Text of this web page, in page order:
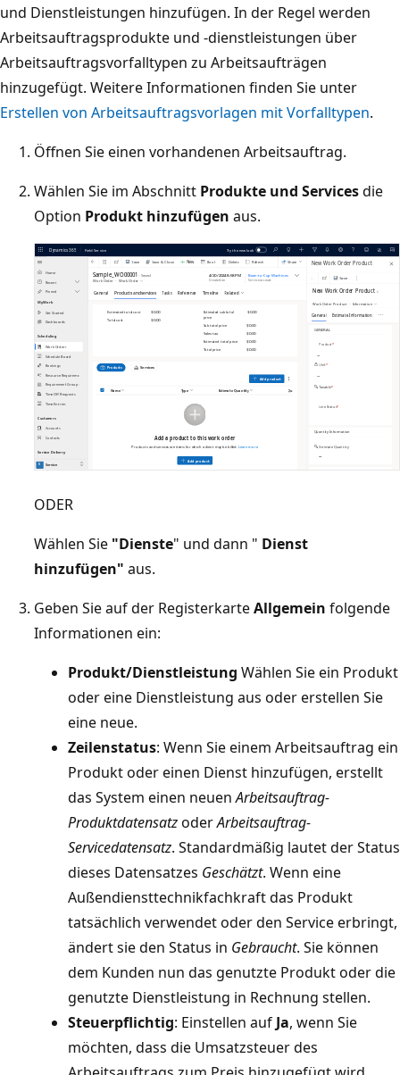
und Dienstleistungen hinzufügen. In der Regel werden
Arbeitsauftragsprodukte und -dienstleistungen über
Arbeitsauftragsvorfalltypen zu Arbeitsaufträgen
hinzugefügt. Weitere Informationen finden Sie unter
Erstellen von Arbeitsauftragsvorlagen mit Vorfalltypen.
Öffnen Sie einen vorhandenen Arbeitsauftrag.
Wählen Sie im Abschnitt Produkte und Servicesdie
Option Produkt hinzufügen aus.
ODER
Wählen Sie "Dienste" und dann " Dienst
hinzufügen" aus.
Geben Sie auf der RegisterkarteAllgemein folgende
Informationen ein:
Produkt/Dienstleistung Wählen Sie ein Produkt
oder eine Dienstleistung aus oder erstellen Sie
eine neue.
Zeilenstatus: Wenn Sie einem Arbeitsauftrag ein
Produkt oder einen Dienst hinzufügen, erstellt
das System einen neuenArbeitsauftrag-
ProduktdatensatzoderArbeitsauftrag-
Servicedatensatz. Standardmäßig lautet der Status
dieses Datensatzes Geschätzt. Wenn eine
Außendiensttechnikfachkraft das Produkt
tatsächlich verwendet oder den Service erbringt,
ändert sie den Status in Gebraucht. Sie können
dem Kunden nun das genutzte Produkt oder die
genutzte Dienstleistung in Rechnung stellen.
Steuerpflichtig: Einstellen auf Ja, wenn Sie
möchten, dass die Umsatzsteuer des